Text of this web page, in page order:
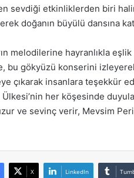
sevdiği etkinliklerden biri
doğanın büyülü dansına
melodilerine hayranlıkla
bu gökyüzü konserini
çıkarak insanlara teşekkür
Ülkesi’nin her köşesinde
ve sevinç verir, Mevsim
X LinkedIn